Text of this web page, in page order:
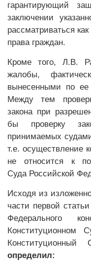
гарантирующий
заключении
рассматриваться
права граждан.
Кроме того, Л.В.
жалобы,
вынесенными по
Между тем
закона при
бы проверку
принимаемых
т.е. осуществление
не относится к
Суда Российской
Исходя из
части первой
Федерального
Конституционном
Конституционный
определил: